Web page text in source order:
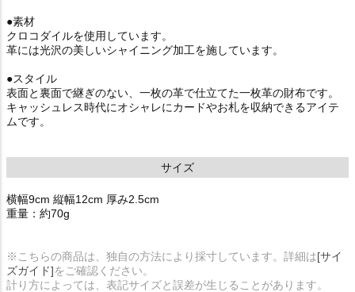
●素材
クロコダイルを使用しています。
革には光沢の美しいシャイニング加工を施しています。
●スタイル
表面と裏面で継ぎのない、一枚の革で仕立てた一枚革の財布です。
キャッシュレス時代にオシャレにカードやお札を収納できるアイテ
ムです。
サイズ
横幅9cm 縦幅12cm 厚み2.5cm
重量：約70g
※こちらの商品は、独自の方法により採寸しています。詳細は[サイ
ズガイド]をご確認ください。
計り方によっては、表記サイズと誤差が生じることがあります。